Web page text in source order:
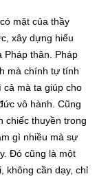
mặt của thầy
xây dựng hiểu
Pháp thân. Pháp
mà chính tự tính
cả mà ta giúp cho
vô hành. Cũng
chiếc thuyền trong
gì nhiều mà sự
Đó cũng là một
không cần dạy, chỉ